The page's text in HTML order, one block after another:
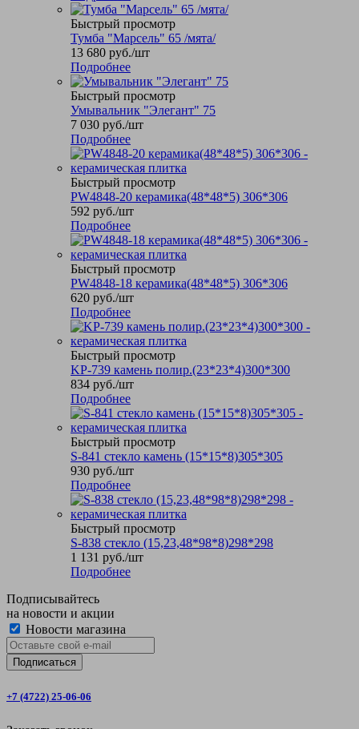
Быстрый просмотр
Тумба "Марсель" 65 /мята/
13 680 руб./шт
Подробнее
Быстрый просмотр
Умывальник "Элегант" 75
7 030 руб./шт
Подробнее
Быстрый просмотр
PW4848-20 керамика(48*48*5) 306*306
592 руб./шт
Подробнее
Быстрый просмотр
PW4848-18 керамика(48*48*5) 306*306
620 руб./шт
Подробнее
Быстрый просмотр
KP-739 камень полир.(23*23*4)300*300
834 руб./шт
Подробнее
Быстрый просмотр
S-841 стекло камень (15*15*8)305*305
930 руб./шт
Подробнее
Быстрый просмотр
S-838 стекло (15,23,48*98*8)298*298
1 131 руб./шт
Подробнее
Подписывайтесь
на новости и акции
Новости магазина
+7 (4722) 25-06-06